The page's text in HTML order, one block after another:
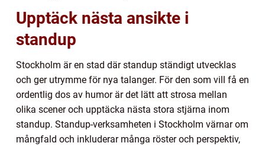
Upptäck nästa ansikte i
standup
Stockholm är en stad där standup ständigt utvecklas
och ger utrymme för nya talanger. För den som vill få en
ordentlig dos av humor är det lätt att strosa mellan
olika scener och upptäcka nästa stora stjärna inom
standup. Standup-verksamheten i Stockholm värnar om
mångfald och inkluderar många röster och perspektiv,